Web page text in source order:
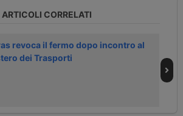
ARTICOLI CORRELATI
revoca il fermo dopo incontro al
dei Trasporti